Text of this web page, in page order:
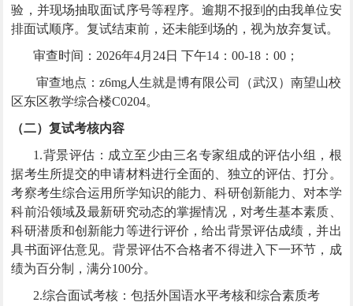
验，并现场抽取面试序号等程序。逾期不报到的由我单位安
排面试顺序。复试结束前，还未能到场的，视为放弃复试。
审查时间： 2026年4月24日 下午14：00-18：00 ；
审查地点：z6mg人生就是博有限公司（武汉）南望山校
区东区教学综合楼C0204。
（二）复试考核内容
1.背景评估：成立至少由三名专家组成的评估小组，根
据考生所提交的申请材料进行全面的、独立的评估、打分。
考察考生综合运用所学知识的能力、科研创新能力、对本学
科前沿领域及最新研究动态的掌握情况，对考生基本素质、
科研潜质和创新能力等进行评价，给出背景评估成绩，并出
具书面评估意见。背景评估不合格者不得进入下一环节，成
绩为百分制，满分100分。
2.综合面试考核：包括外国语水平考核和综合素质考